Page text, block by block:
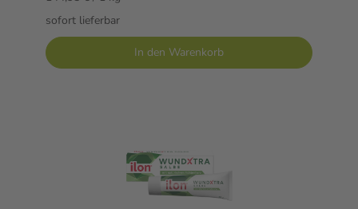
sofort lieferbar
In den Warenkorb